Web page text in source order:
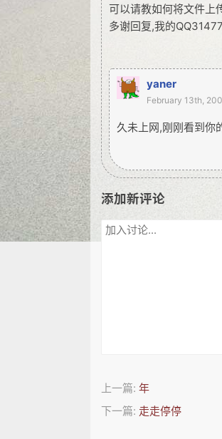
可以请教如何将文件上
多谢回复,我的
yaner
February 13th,
久未上网,刚刚看到你
添加新评论
上一篇: 年
下一篇: 走走停停